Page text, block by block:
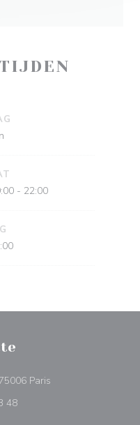
- 22:00
Paris((opent in een
48